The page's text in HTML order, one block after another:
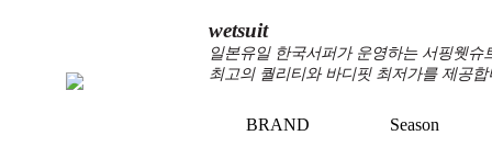
wetsuit
일본유일 한국서퍼가 운영하는 서핑웻
최고의 퀄리티와 바디핏 최저가를 제공합
BRAND
Season